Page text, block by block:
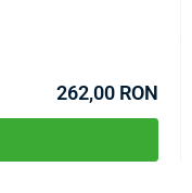
262,00 RON